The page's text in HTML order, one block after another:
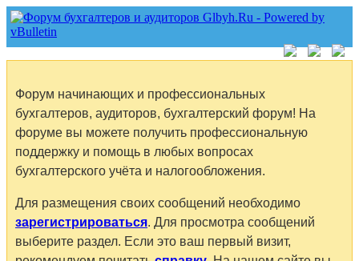
Форум начинающих и профессиональных
бухгалтеров, аудиторов, бухгалтерский форум! На
форуме вы можете получить профессиональную
поддержку и помощь в любых вопросах
бухгалтерского учёта и налогообложения.
Для размещения своих сообщений необходимо
зарегистрироваться. Для просмотра сообщений
выберите раздел. Если это ваш первый визит,